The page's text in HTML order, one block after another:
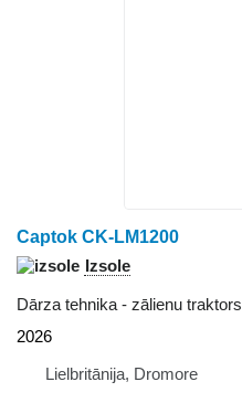
Captok CK-LM1200
Izsole
Dārza tehnika - zālienu traktors
2026
Lielbritānija, Dromore